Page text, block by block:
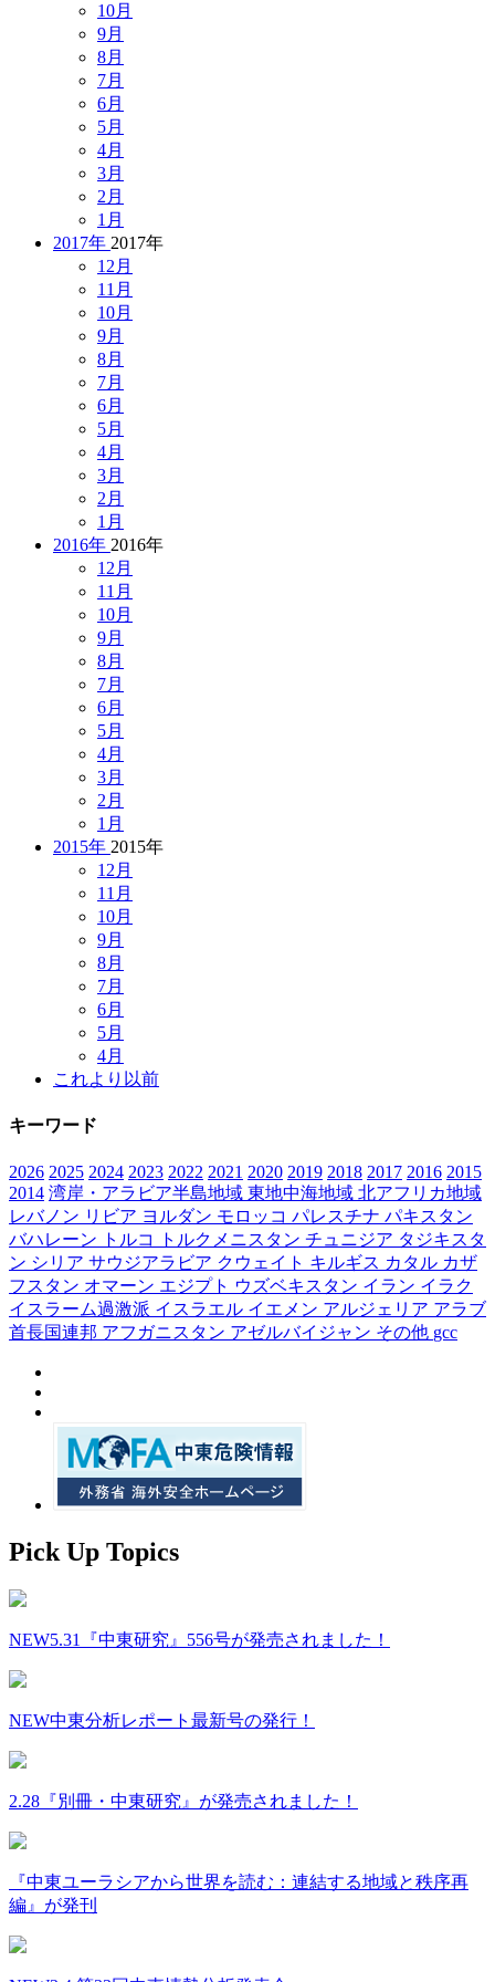
10月
9月
8月
7月
6月
5月
4月
3月
2月
1月
2017年 2017年
12月
11月
10月
9月
8月
7月
6月
5月
4月
3月
2月
1月
2016年 2016年
12月
11月
10月
9月
8月
7月
6月
5月
4月
3月
2月
1月
2015年 2015年
12月
11月
10月
9月
8月
7月
6月
5月
4月
これより以前
キーワード
2026 2025 2024 2023 2022 2021 2020 2019 2018 2017 2016 2015
2014 湾岸・アラビア半島地域 東地中海地域 北アフリカ地域
レバノン リビア ヨルダン モロッコ パレスチナ パキスタン
バハレーン
トルコ トルクメニスタン チュニジア タジキスタ
ン シリア サウジアラビア クウェイト キルギス カタル カザ
フスタン オマーン エジプト ウズベキスタン イラン イラク
イスラーム過激派 イスラエル イエメン アルジェリア アラブ
首長国連邦 アフガニスタン アゼルバイジャン その他 gcc
Pick Up Topics
NEW5.31『中東研究』556号が発売されました！
NEW中東分析レポート最新号の発行！
2.28『別冊・中東研究』が発売されました！
『中東ユーラシアから世界を読む：連結する地域と秩序再
編』が発刊